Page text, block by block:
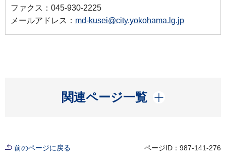
ファクス：045-930-2225
メールアドレス： md-kusei@city.yokohama.lg.jp
関連ページ一覧
開く
前のページに戻る ページID：987-141-276